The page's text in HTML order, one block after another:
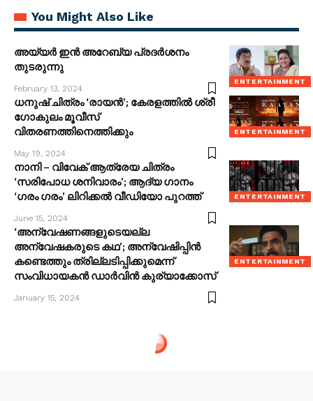
You Might Also Like
ENTERTAINMENT
അയ്യര്‍ ഇന്‍ അറേബ്യ പ്രദര്‍ശനം
തുടരുന്നു
February 13, 2024
ENTERTAINMENT
ധനുഷ് ചിത്രം ‘രായൻ’; കേരളത്തിൽ ശ്രീ
ഗോകുലം മൂവീസ്
വിതരണത്തിനെത്തിക്കും
May 19, 2024
ENTERTAINMENT
നാനി – വിവേക് ആത്രേയ ചിത്രം
‘സരിപോധ ശനിവാരം’; ആദ്യ ഗാനം
‘ഗരം ഗരം’ ലിറിക്കൽ വീഡിയോ പുറത്ത്
June 15, 2024
ENTERTAINMENT
‘അന്വേഷണങ്ങളുടെയല്ല
അന്വേഷകരുടെ കഥ’; അന്വേഷിപ്പിന്‍
കണ്ടെത്തും ത്രില്ലടിപ്പിക്കുമെന്ന്
സംവിധായകന്‍ ഡാര്‍വിന്‍ കുര്യാക്കോസ്
January 15, 2024